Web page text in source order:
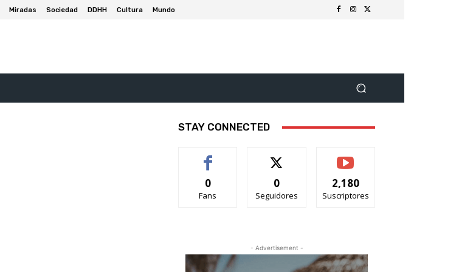
Miradas Sociedad DDHH Cultura Mundo
STAY CONNECTED
0
Fans
0
Seguidores
2,180
Suscriptores
- Advertisement -